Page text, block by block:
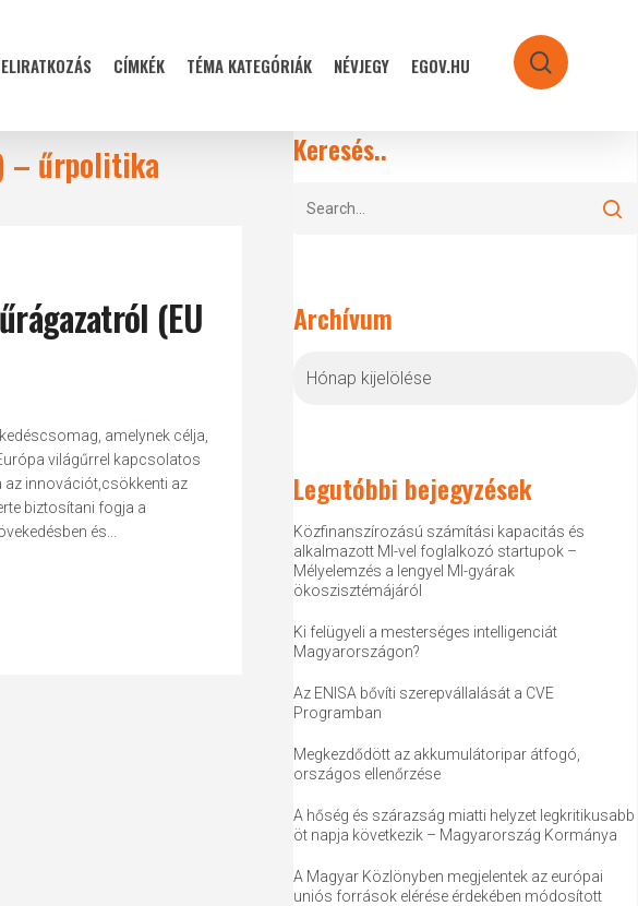
CÍMKÉK TÉMA KATEGÓRIÁK NÉVJEGY EGOV.HU search
– űrpolitika
(EU
amelynek célja,
világűrrel kapcsolatos
az innovációt,csökkenti az
biztosítani fogja a
és...
Keresés..
Archívum
Legutóbbi bejegyzések
Közfinanszírozású számítási kapacitás és
alkalmazott MI-vel foglalkozó startupok –
Mélyelemzés a lengyel MI-gyárak
ökoszisztémájáról
Ki felügyeli a mesterséges intelligenciát
Magyarországon?
Az ENISA bővíti szerepvállalását a CVE
Programban
Megkezdődött az akkumulátoripar átfogó,
országos ellenőrzése
A hőség és szárazság miatti helyzet legkritikusabb
öt napja következik – Magyarország Kormánya
A Magyar Közlönyben megjelentek az európai
uniós források elérése érdekében módosított